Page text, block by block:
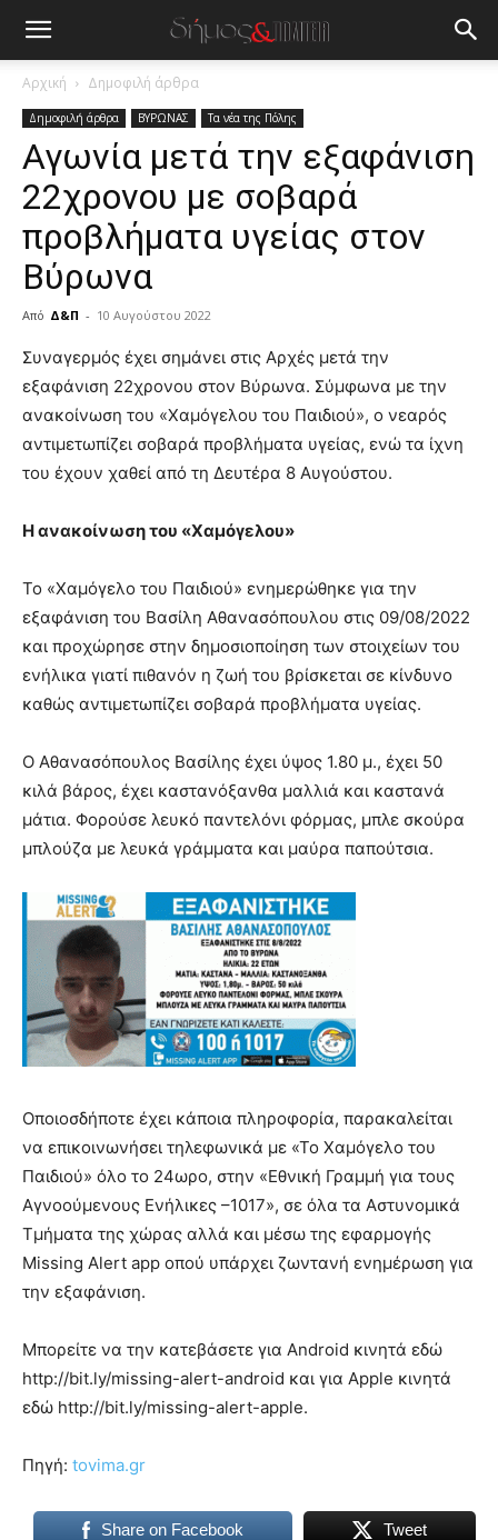
Αρχική Δημοφιλή άρθρα
Δημοφιλή άρθρα ΒΥΡΩΝΑΣ Τα νέα της Πόλης
Αγωνία μετά την εξαφάνιση
22χρονου με σοβαρά
προβλήματα υγείας στον
Βύρωνα
Από Δ&Π - 10 Αυγούστου 2022
blonde
lesbians
very
hot
cam
show.desi
lyons
you
the
of
pain.
pornhun
porn
Συναγερμός έχει σημάνει στις Αρχές μετά την
εξαφάνιση 22χρονου στον Βύρωνα. Σύμφωνα με την
ανακοίνωση του «Χαμόγελου του Παιδιού», ο νεαρός
αντιμετωπίζει σοβαρά προβλήματα υγείας, ενώ τα ίχνη
του έχουν χαθεί από τη Δευτέρα 8 Αυγούστου.
Η ανακοίνωση του «Χαμόγελου»
Το «Χαμόγελο του Παιδιού» ενημερώθηκε για την
εξαφάνιση του Βασίλη Αθανασόπουλου στις 09/08/2022
και προχώρησε στην δημοσιοποίηση των στοιχείων του
ενήλικα γιατί πιθανόν η ζωή του βρίσκεται σε κίνδυνο
καθώς αντιμετωπίζει σοβαρά προβλήματα υγείας.
Ο Αθανασόπουλος Βασίλης έχει ύψος 1.80 μ., έχει 50
κιλά βάρος, έχει καστανόξανθα μαλλιά και καστανά
μάτια. Φορούσε λευκό παντελόνι φόρμας, μπλε σκούρα
μπλούζα με λευκά γράμματα και μαύρα παπούτσια.
Οποιοσδήποτε έχει κάποια πληροφορία, παρακαλείται
να επικοινωνήσει τηλεφωνικά με «Το Χαμόγελο του
Παιδιού» όλο το 24ωρο, στην «Εθνική Γραμμή για τους
Αγνοούμενους Ενήλικες –1017», σε όλα τα Αστυνομικά
Τμήματα της χώρας αλλά και μέσω της εφαρμογής
Missing Alert app οπού υπάρχει ζωντανή ενημέρωση για
την εξαφάνιση.
Μπορείτε να την κατεβάσετε για Android κινητά εδώ
http://bit.ly/missing-alert-android και για Apple κινητά
εδώ http://bit.ly/missing-alert-apple.
Πηγή: tovima.gr
Share on Facebook Tweet